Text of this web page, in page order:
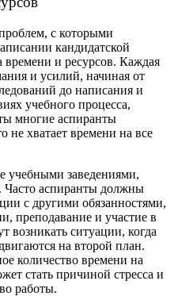
с которыми
кандидатской
времени и ресурсов. Каждая
и усилий, начиная от
до написания и
учебного процесса,
многие аспиранты
не хватает времени на все
учебными заведениями,
Часто аспиранты должны
с другими обязанностями,
преподавание и участие в
возникать ситуации, когда
на второй план.
количество времени на
стать причиной стресса и
работы.